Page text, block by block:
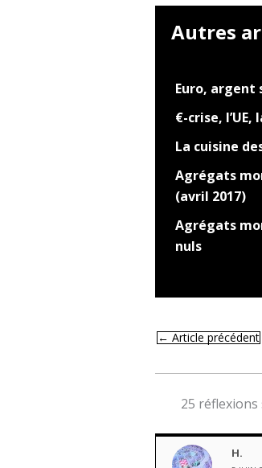
Autres
Euro, argent
€-crise, l’UE,
La cuisine
Agrégats
(avril 2017)
Agrégats
nuls
←Article précédent
25 réflexions
H.